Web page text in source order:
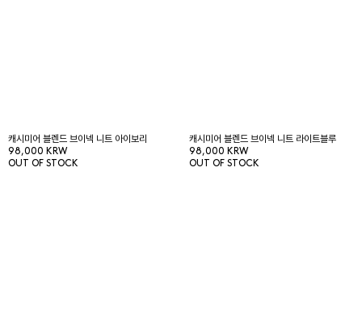
캐시미어 블렌드 브이넥 니트 아이보리
98,000 KRW
OUT OF STOCK
캐시미어 블렌드 브이넥 니트 라이트블루
98,000 KRW
OUT OF STOCK